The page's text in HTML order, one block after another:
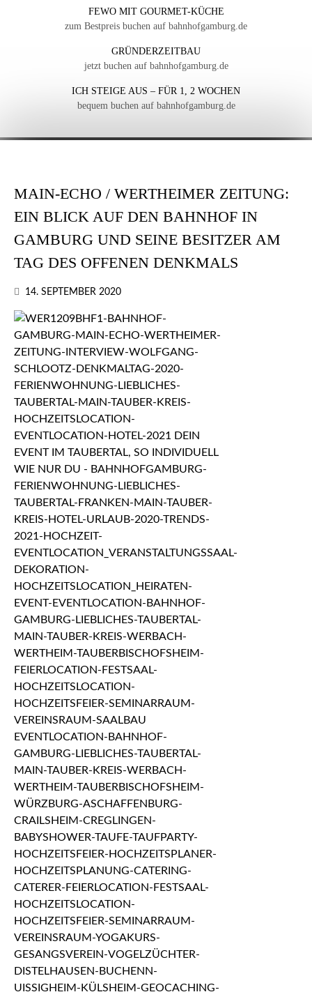
FEWO MIT GOURMET-KÜCHE
zum Bestpreis buchen auf bahnhofgamburg.de
GRÜNDERZEITBAU
jetzt buchen auf bahnhofgamburg.de
ICH STEIGE AUS – FÜR 1, 2 WOCHEN
bequem buchen auf bahnhofgamburg.de
MAIN-ECHO / WERTHEIMER ZEITUNG:
EIN BLICK AUF DEN BAHNHOF IN
GAMBURG UND SEINE BESITZER AM
TAG DES OFFENEN DENKMALS
14. SEPTEMBER 2020